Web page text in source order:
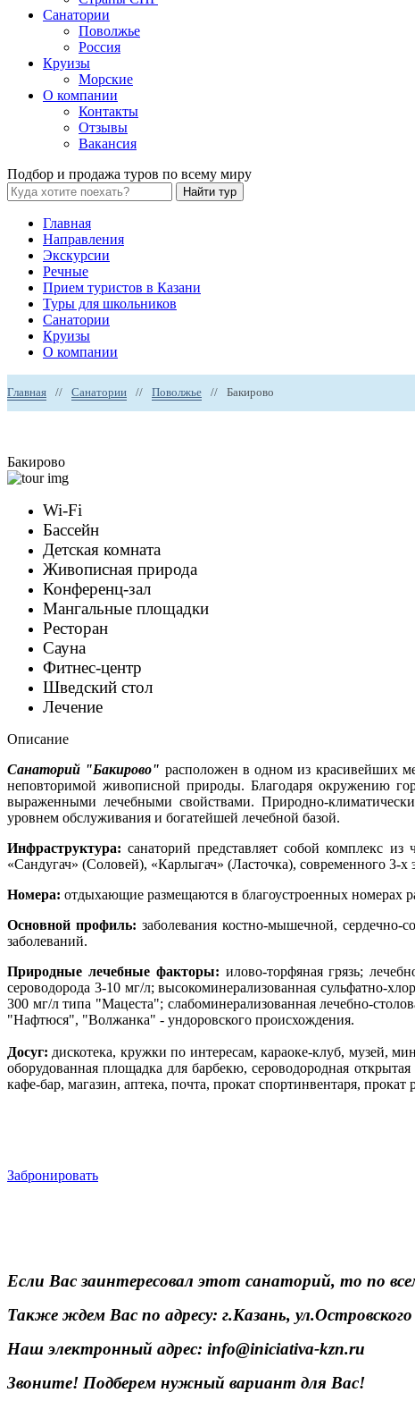
Санатории
Поволжье
Россия
Круизы
Морские
О компании
Контакты
Отзывы
Вакансия
Подбор и продажа туров по всему миру
Найти тур
Главная
Направления
Экскурсии
Речные
Прием туристов в Казани
Туры для школьников
Санатории
Круизы
О компании
Главная // Санатории // Поволжье // Бакирово
Бакирово
Wi-Fi
Бассейн
Детская комната
Живописная природа
Конференц-зал
Мангальные площадки
Ресторан
Сауна
Фитнес-центр
Шведский стол
Лечение
Описание
Санаторий "Бакирово" расположен в одном из красивейших
неповторимой живописной природы. Благодаря окружению
выраженными лечебными свойствами.Природно-
уровнем обслуживания и богатейшей лечебной базой.
Инфраструктура: санаторий представляет собой комплекс
«Сандугач» (Соловей), «Карлыгач» (Ласточка), современного 3-х
Номера: отдыхающие размещаются в благоустроенных номерах
Основной профиль: заболевания костно-мышечной, сердечно-
заболеваний.
Природные лечебные факторы: илово-торфяная грязь;
сероводорода 3-10 мг/л; высокоминерализованная сульфатно-
300 мг/л типа "Мацеста"; слабоминерализованная лечебно-
"Нафтюся", "Волжанка" - ундоровского происхождения.
Досуг: дискотека, кружки по интересам, караоке-клуб, музей,
оборудованная площадка для барбекю, сероводородная
кафе-бар, магазин, аптека, почта, прокат спортинвентаря,
Забронировать
Если Вас заинтересовал этот санаторий, то по
Также ждем Вас по адресу: г.Казань,
Наш электронный адрес: info@iniciativa-kzn.ru
Звоните! Подберем нужный вариант для Вас!